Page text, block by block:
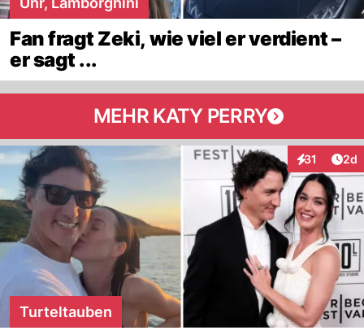
Fan fragt Zeki, wie viel er verdient –
er sagt ...
MEHR KATY PERRY
31
Interaktionen
2d
Turteltauben